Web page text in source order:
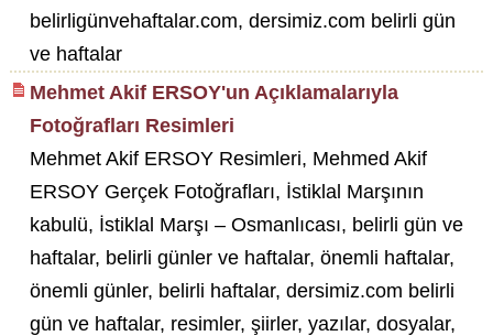
belirligünvehaftalar.com, dersimiz.com belirli gün
ve haftalar
Mehmet Akif ERSOY'un Açıklamalarıyla
Fotoğrafları Resimleri
Mehmet Akif ERSOY Resimleri, Mehmed Akif
ERSOY Gerçek Fotoğrafları, İstiklal Marşının
kabulü, İstiklal Marşı – Osmanlıcası, belirli gün ve
haftalar, belirli günler ve haftalar, önemli haftalar,
önemli günler, belirli haftalar, dersimiz.com belirli
gün ve haftalar, resimler, şiirler, yazılar, dosyalar,